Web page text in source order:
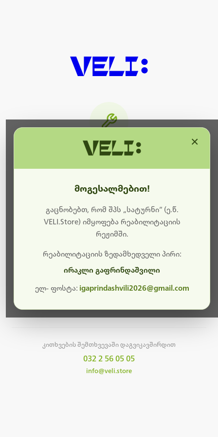
ბოდიშს გიხდით შეფერხებისთვის. ამჟამად
მიმდინარეობს საიტის განახლება და ტექნიკური
სამუშაოები.
მალე ისევ ხელმისაწვდომი იქნება. გმადლობთ
კითხვების შემთხვევაში დაგვიკავშირდით
032 2 56 05 05
info@veli.store
მოგესალმებით!
გაცნობებთ, რომ შპს „სატურნი“ (ე.წ.
VELI.Store) იმყოფება რეაბილიტაციის
რეჟიმში.
რეაბილიტაციის ზედამხედველი პირი:
ირაკლი გაფრინდაშვილი
ელ- ფოსტა: igaprindashvili2026@gmail.com
×